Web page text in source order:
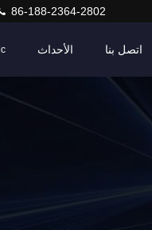
86-188-2364-2802
اتصل بنا الأحداث